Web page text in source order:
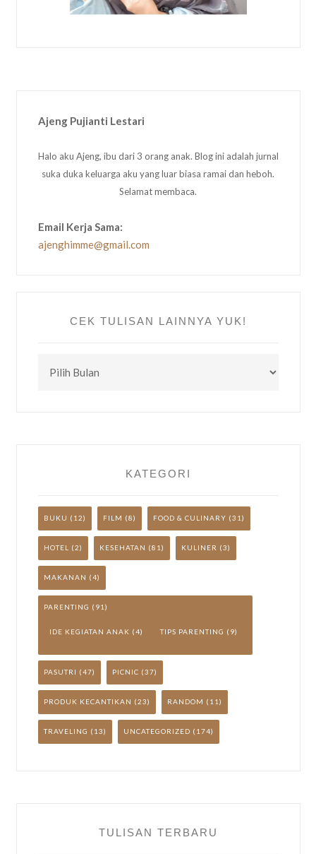
Ajeng Pujianti Lestari
Halo aku Ajeng, ibu dari 3 orang anak. Blog ini adalah jurnal
suka duka keluarga aku yang luar biasa ramai dan heboh.
Selamat membaca.
Email Kerja Sama:
ajenghimme@gmail.com
CEK TULISAN LAINNYA YUK!
TULISAN
KATEGORI
BUKU (12) FILM (8) FOOD & CULINARY (31)
HOTEL (2) KESEHATAN (81) KULINER (3)
MAKANAN (4)
PARENTING (91)
IDE KEGIATAN ANAK (4) TIPS PARENTING (9)
PASUTRI (47) PICNIC (37)
PRODUK KECANTIKAN (23) RANDOM (11)
TRAVELING (13) UNCATEGORIZED (174)
TULISAN TERBARU